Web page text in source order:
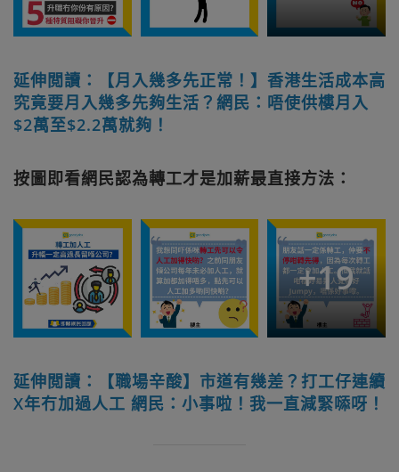
延伸閲讀：【月入幾多先正常！】香港生活成本高
究竟要月入幾多先夠生活？網民：唔使供樓月入
$2萬至$2.2萬就夠！
按圖即看網民認為轉工才是加薪最直接方法：
+19
延伸閲讀：【職場辛酸】市道有幾差？打工仔連續
X年冇加過人工 網民：小事啦！我一直減緊𠻹呀！